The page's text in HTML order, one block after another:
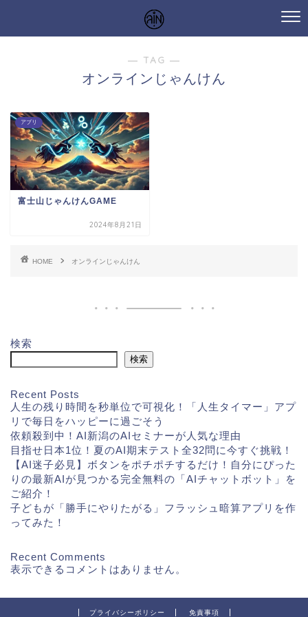
― TAG ―
オンラインじゃんけん
アプリ
富士山じゃんけんGAME
2024年8月21日
HOME オンラインじゃんけん
検索
検索
Recent Posts
人生の残り時間を秒単位で可視化！「人生タイマー」アプ
リで毎日をハッピーに過ごそう
依頼殺到中！AI新潟のAIセミナーが人気な理由
目指せ日本1位！夏のAI期末テスト全32問に今すぐ挑戦！
【AI迷子必見】ボタンをポチポチするだけ！自分にぴった
りの最新AIが見つかる完全無料の「AIチャットボット」を
ご紹介！
子どもが「勝手にやりたがる」フラッシュ暗算アプリを作
ってみた！
Recent Comments
表示できるコメントはありません。
プライバシーポリシー 免責事項